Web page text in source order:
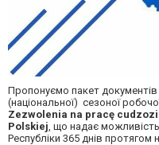
Пропонуємо пакет
(національної) сезоної
Zezwolenia na pracę
Polskiej , що надає
Республіки 365 днів протягом